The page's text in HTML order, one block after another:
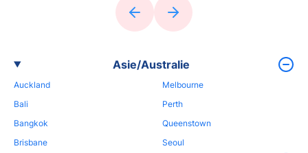
Asie/Australie
Auckland
Bali
Bangkok
Brisbane
Melbourne
Perth
Queenstown
Seoul